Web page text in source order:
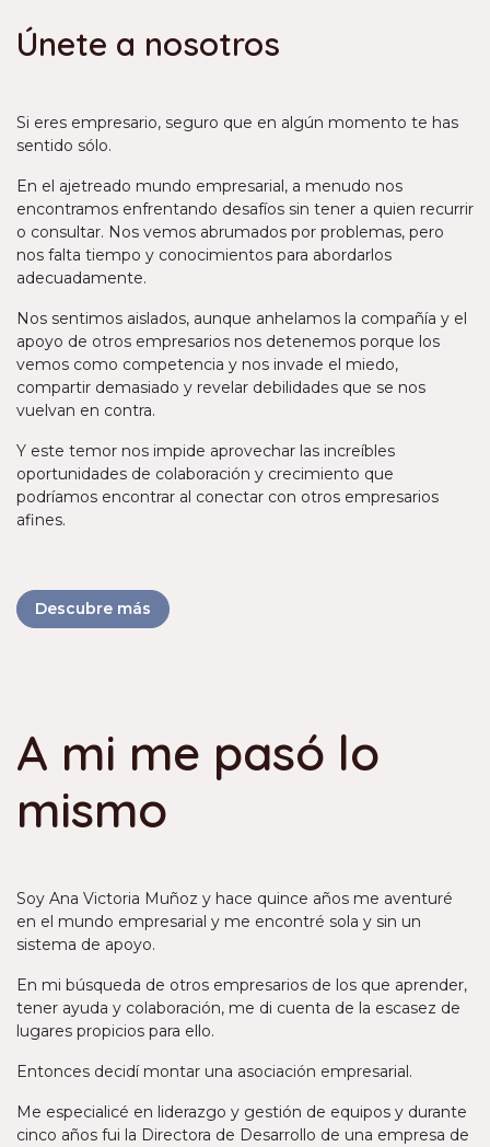
Únete a nosotros
Si eres empresario, seguro que en algún momento te has
sentido sólo.
En el ajetreado mundo empresarial, a menudo nos
encontramos enfrentando desafíos sin tener a quien recurrir
o consultar. Nos vemos abrumados por problemas, pero
nos falta tiempo y conocimientos para abordarlos
adecuadamente.
Nos sentimos aislados, aunque anhelamos la compañía y el
apoyo de otros empresarios nos detenemos porque los
vemos como competencia y nos invade el miedo,
compartir demasiado y revelar debilidades que se nos
vuelvan en contra.
Y este temor nos impide aprovechar las increíbles
oportunidades de colaboración y crecimiento que
podríamos encontrar al conectar con otros empresarios
afines.
Descubre más
A mi me pasó lo
mismo
Soy Ana Victoria Muñoz y hace quince años me aventuré
en el mundo empresarial y me encontré sola y sin un
sistema de apoyo.
En mi búsqueda de otros empresarios de los que aprender,
tener ayuda y colaboración, me di cuenta de la escasez de
lugares propicios para ello.
Entonces decidí montar una asociación empresarial.
Me especialicé en liderazgo y gestión de equipos y durante
cinco años fui la Directora de Desarrollo de una empresa de